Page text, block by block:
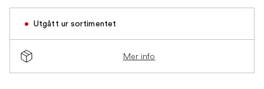
Utgått ur sortimentet
Mer info